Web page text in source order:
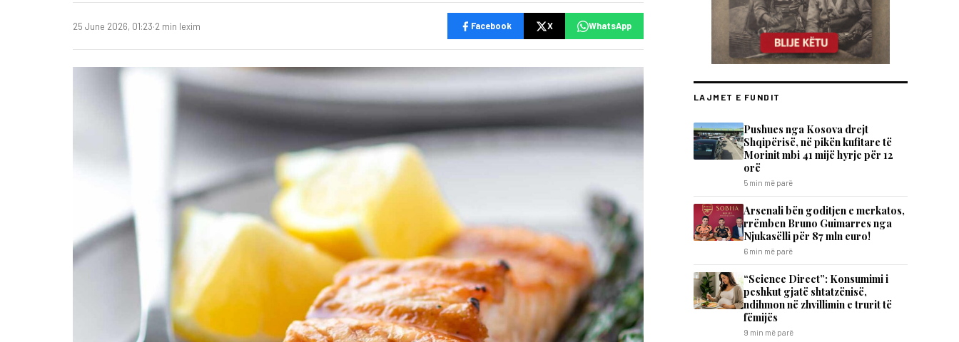
25 June 2026, 01:23·2 min lexim Facebook X WhatsApp
LAJMET E FUNDIT
​Pushues nga Kosova drejt
Shqipërisë, në pikën kufitare të
Morinit mbi 41 mijë hyrje për 12
orë
5 min më parë
Arsenali bën goditjen e merkatos,
rrëmben Bruno Guimarres nga
Njukasëlli për 87 mln euro!
6 min më parë
“Science Direct”: Konsumimi i
peshkut gjatë shtatzënisë,
ndihmon në zhvillimin e trurit të
fëmijës
9 min më parë